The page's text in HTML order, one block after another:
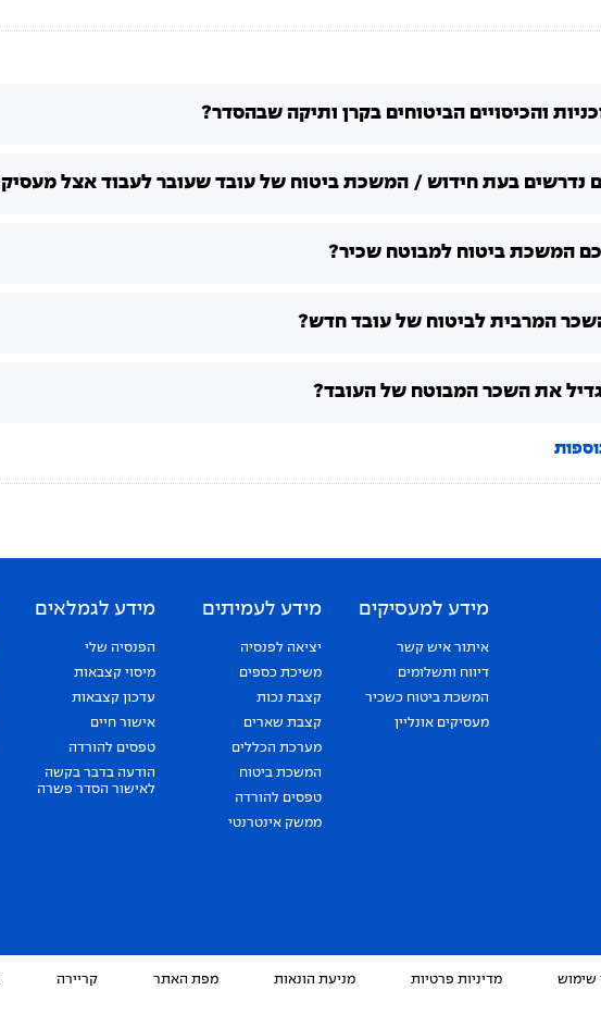
והכיסויים הביטוחים בקרן ותיקה שבהסדר?
נדרשים בעת חידוש / המשכת ביטוח של עובד שעובר לעבוד אצל
המשכת ביטוח למבוטח שכיר?
המרבית לביטוח של עובד חדש?
את השכר המבוטח של העובד?
מידע למעסיקים
איתור איש קשר
דיווח ותשלומים
המשכת ביטוח כשכיר
מעסיקים אונליין
מידע לעמיתים
יציאה לפנסיה
משיכת כספים
קצבת נכות
קצבת שארים
מערכת הכללים
המשכת ביטוח
טפסים להורדה
ממשק אינטרנטי
מידע לגמלאים
הפנסיה שלי
מיסוי קצבאות
עדכון קצבאות
אישור חיים
טפסים להורדה
הודעה בדבר בקשה
לאישור הסדר פשרה
שימוש מדיניות פרטיות מניעת הונאות מפת האתר קריירה